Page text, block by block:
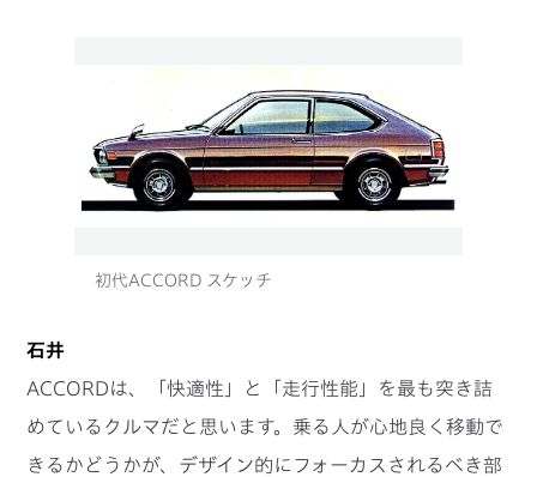
石井
ACCORDは、「快適性」と「走行性能」を最も突き詰
めているクルマだと思います。乗る人が心地良く移動で
きるかどうかが、デザイン的にフォーカスされるべき部
初代ACCORD スケッチ